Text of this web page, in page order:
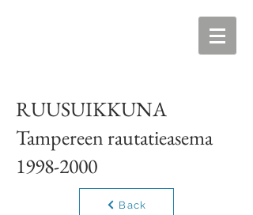
RUUSUIKKUNA
Tampereen rautatieasema
1998-2000
Back